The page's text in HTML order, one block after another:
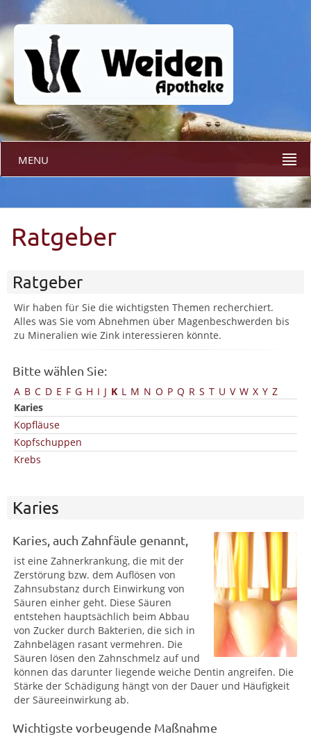
MENU
Ratgeber
Ratgeber
Wir haben für Sie die wichtigsten Themen recherchiert.
Alles was Sie vom Abnehmen über Magenbeschwerden bis
zu Mineralien wie Zink interessieren könnte.
Bitte wählen Sie:
A B C D E F G H I J K L M N O P Q R S T U V W X Y Z
Karies
Kopfläuse
Kopfschuppen
Krebs
Karies
Karies, auch Zahnfäule genannt,
ist eine Zahnerkrankung, die mit der
Zerstörung bzw. dem Auflösen von
Zahnsubstanz durch Einwirkung von
Säuren einher geht. Diese Säuren
entstehen hauptsächlich beim Abbau
von Zucker durch Bakterien, die sich in
Zahnbelägen rasant vermehren. Die
Säuren lösen den Zahnschmelz auf und
können das darunter liegende weiche Dentin angreifen. Die
Stärke der Schädigung hängt von der Dauer und Häufigkeit
der Säureeinwirkung ab.
Wichtigste vorbeugende Maßnahme